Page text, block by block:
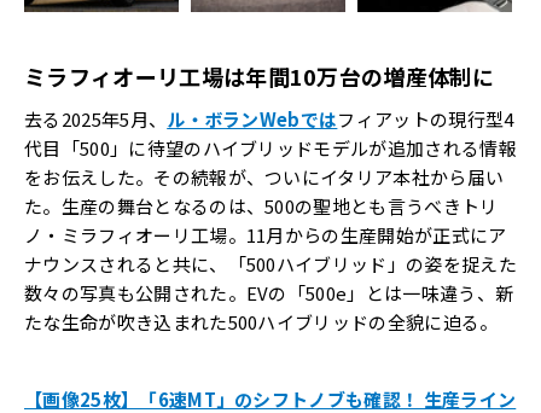
ミラフィオーリ工場は年間10万台の増産体制に
去る2025年5月、 ル・ボランWebではフィアットの現行型4
代目「500」に待望のハイブリッドモデルが追加される情報
をお伝えした。その続報が、ついにイタリア本社から届い
た。生産の舞台となるのは、500の聖地とも言うべきトリ
ノ・ミラフィオーリ工場。11月からの生産開始が正式にア
ナウンスされると共に、「500ハイブリッド」の姿を捉えた
数々の写真も公開された。EVの「500e」とは一味違う、新
たな生命が吹き込まれた500ハイブリッドの全貌に迫る。
【画像25枚】「6速MT」のシフトノブも確認！ 生産ライン